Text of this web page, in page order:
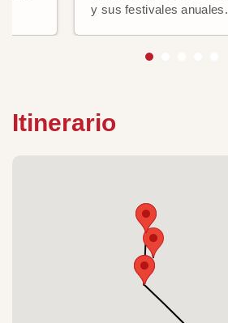
y sus festivales anuales.
Itinerario